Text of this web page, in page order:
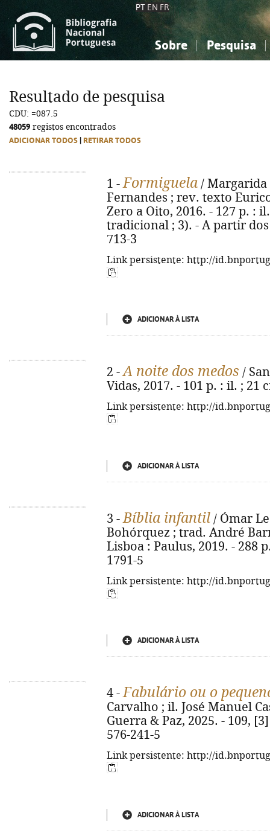
PT EN FR
Sobre Pesquisa
Ciências sociais...
Ciências sociais...
Resultado de pesquisa
CDU: =087.5
48059 registos encontrados
ADICIONAR TODOS RETIRAR TODOS
1 -Formiguela / Margarida
Fernandes ; rev. texto
Zero a Oito, 2016. - 127 p. :
tradicional ; 3). - A partir dos
713-3
Link persistente: http://
ADICIONAR À LISTA
2 -A noite dos medos /
Vidas, 2017. - 101 p. : il. ; 21
Link persistente: http://
ADICIONAR À LISTA
3 -Bíblia infantil / Ómar
Bohórquez ; trad. André
Lisboa : Paulus, 2019. - 288
1791-5
Link persistente: http://
ADICIONAR À LISTA
4 -Fabulário ou o
Carvalho ; il. José Manuel
Guerra & Paz, 2025. - 109,
576-241-5
Link persistente: http://
ADICIONAR À LISTA